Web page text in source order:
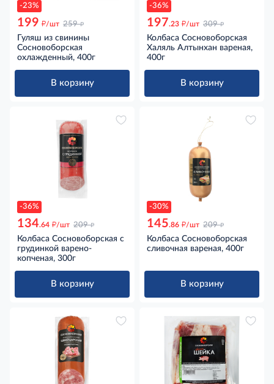
-23%
199 д/шт 259 д
Гуляш из свинины
Сосновоборская
охлажденный, 400г
В корзину
-36%
197.23 д/шт 309 д
Колбаса Сосновоборская
Халяль Алтынхан вареная,
400г
В корзину
-36%
134.64 д/шт 209 д
Колбаса Сосновоборская с
грудинкой варено-
копченая, 300г
В корзину
-30%
145.86 д/шт 209 д
Колбаса Сосновоборская
сливочная вареная, 400г
В корзину